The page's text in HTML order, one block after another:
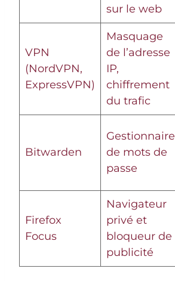
sur le web
VPN
(NordVPN,
ExpressVPN)
Masquage
de l’adresse
IP,
chiffrement
du trafic
Bitwarden
Gestionnaire
de mots de
passe
Firefox
Focus
Navigateur
privé et
bloqueur de
publicité